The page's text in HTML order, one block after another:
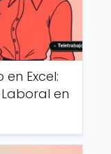
Excel:
en